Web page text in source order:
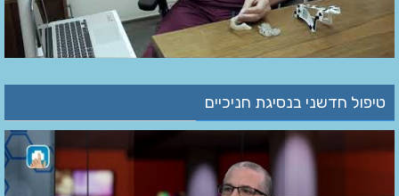
טיפול חדשני בנסיגת חניכיים